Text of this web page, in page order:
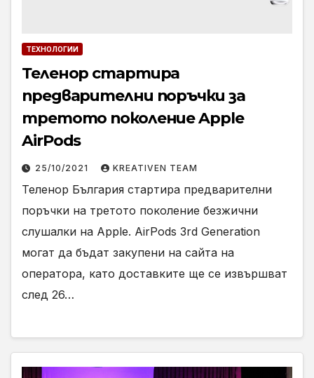
ТЕХНОЛОГИИ
Теленор стартира
предварителни поръчки за
третото поколение Apple
AirPods
25/10/2021 KREATIVEN TEAM
Теленор България стартира предварителни
поръчки на третото поколение безжични
слушалки на Apple. AirPods 3rd Generation
могат да бъдат закупени на сайта на
оператора, като доставките ще се извършват
след 26…